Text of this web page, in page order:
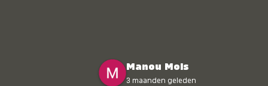
Manou Mols
3 maanden geleden